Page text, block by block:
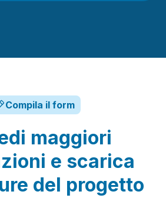
Compila il form
maggiori
e scarica
del progetto